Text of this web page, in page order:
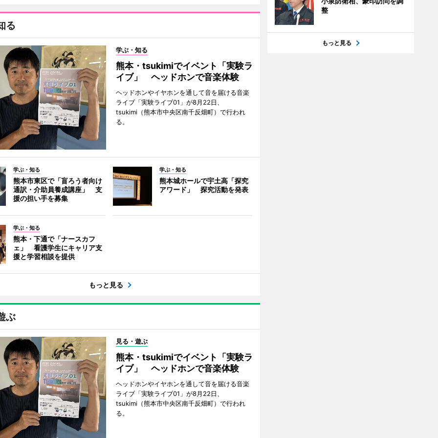
る
学ぶ・知る
熊本・tsukimiでイベント「実験ラ
イブ」 ヘッドホンで音楽体験
ヘッドホンやイヤホンを通して音を届ける音楽
ライブ「実験ライブ01」が8月22日、
tsukimi（熊本市中央区南千反畑町）で行われ
る。
学ぶ・知る
熊本市東区で「盲ろう者向け
通訳・介助員養成講座」 支
援の担い手を募集
学ぶ・知る
熊本城ホールで宇土高「探究
アワード」 探究活動を発表
学ぶ・知る
熊本・下通で「ナースカフ
ェ」 看護学生にキャリア支
援と学習相談を提供
もっと見る
ぶ
見る・遊ぶ
熊本・tsukimiでイベント「実験ラ
イブ」 ヘッドホンで音楽体験
ヘッドホンやイヤホンを通して音を届ける音楽
ライブ「実験ライブ01」が8月22日、
tsukimi（熊本市中央区南千反畑町）で行われ
る。
整
もっと見る